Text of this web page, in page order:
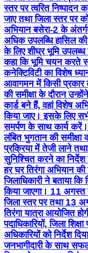
स्तर पर त्वरित
जाए तथा जिला स्तर पर
अभियान बसेरा-2 के
अधिक उपलब्धि हासिल
के लिए शीघ्र भूमि उपलब्ध
कहा कि भूमि चयन करते
कनेक्टिविटी का विशेष
आवागमन में किसी प्रकार
की समीक्षा के दौरान
कार्ड बने हैं, वहां विशेष
किया जाए। इसके लिए
समर्पण के साथ कार्य
लंबित भुगतान की समीक्षा
प्रक्रिया में तेजी लाने
सुनिश्चित करने का
हर घर तिरंगा अभियान की
जिलाधिकारी ने बताया
किया जाएगा। 11
जिला स्तर पर तथा 13
तिरंगा यात्रा आयोजित
पदाधिकारियों, जिला
अधिकारियों को निर्देश
जनभागीदारी के साथ